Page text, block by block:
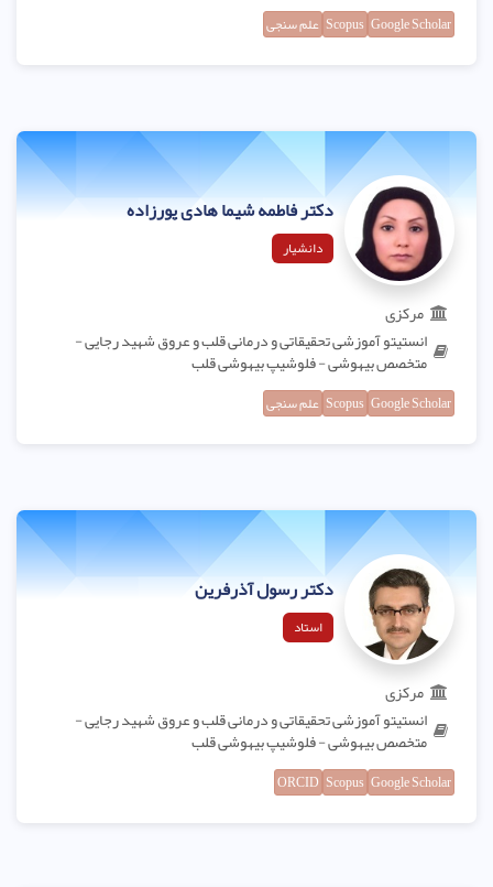
Google Scholar
Scopus علم سنجی
دکتر فاطمه شیما هادی پورزاده
دانشیار
مرکزی
انستیتو آموزشی تحقیقاتی و درمانی قلب و عروق شهید رجایی -
متخصص بیهوشی - فلوشیپ بیهوشی قلب
Google Scholar
Scopus علم سنجی
دکتر رسول آذرفرین
استاد
مرکزی
انستیتو آموزشی تحقیقاتی و درمانی قلب و عروق شهید رجایی -
متخصص بیهوشی - فلوشیپ بیهوشی قلب
Google Scholar
Scopus
ORCID